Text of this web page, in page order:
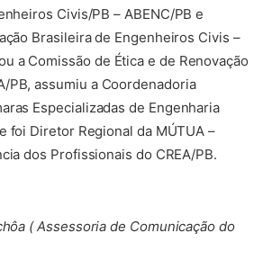
Civis/PB – ABENC/PB e
Brasileira de Engenheiros Civis –
a Comissão de Ética e de Renovação
PB, assumiu a Coordenadoria
Especializadas de Engenharia
foi Diretor Regional da MÚTUA –
dos Profissionais do CREA/PB.
( Assessoria de Comunicação do